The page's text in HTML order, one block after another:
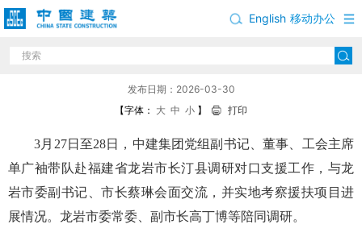
移动办公
English
单广袖赴福建省龙岩市长汀县调研对口支援工作
发布日期：2026-03-30
【字体： 大 中 小 】 打印
3月27日至28日，中建集团党组副书记、董事、工会主席
单广袖带队赴福建省龙岩市长汀县调研对口支援工作，与龙
岩市委副书记、市长蔡琳会面交流，并实地考察援扶项目进
展情况。龙岩市委常委、副市长高丁博等陪同调研。